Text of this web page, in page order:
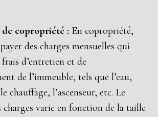
de copropriété : En copropriété,
des charges mensuelles qui
d’entretien et de
de l’immeuble, tels que l’eau,
chauffage, l’ascenseur, etc. Le
varie en fonction de la taille